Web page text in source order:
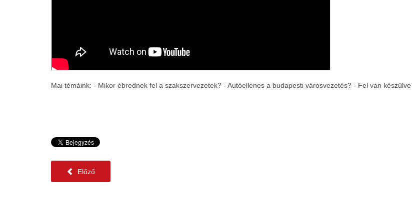
Mai témáink: - Mikor ébrednek fel a szakszervezetek? - Autóellenes a budapesti városvezetés? - Fel van
Előző